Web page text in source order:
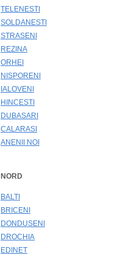
TELENESTI
SOLDANESTI
STRASENI
REZINA
ORHEI
NISPORENI
IALOVENI
HINCESTI
DUBASARI
CALARASI
ANENII NOI
NORD
BALTI
BRICENI
DONDUSENI
DROCHIA
EDINET